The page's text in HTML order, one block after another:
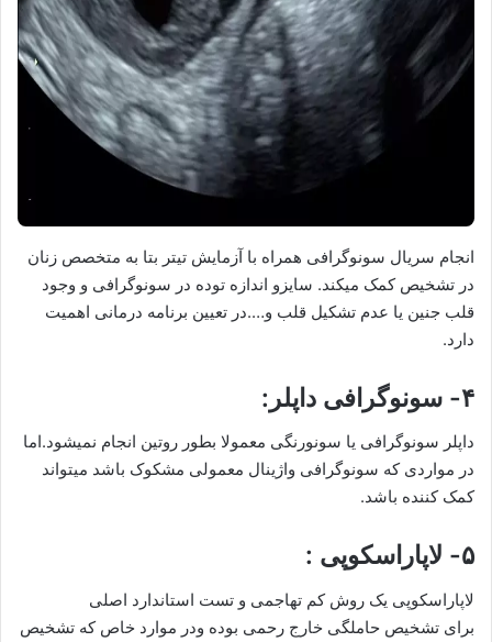
انجام سریال سونوگرافی همراه با آزمایش تیتر بتا به متخصص زنان
در تشخیص کمک میکند. سایزو اندازه توده در سونوگرافی و وجود
قلب جنین یا عدم تشکیل قلب و….در تعیین برنامه درمانی اهمیت
دارد.
۴- سونوگرافی داپلر:
داپلر سونوگرافی یا سونورنگی معمولا بطور روتین انجام نمیشود.اما
در مواردی که سونوگرافی واژینال معمولی مشکوک باشد میتواند
کمک کننده باشد.
۵- لاپاراسکوپی :
لاپاراسکوپی یک روش کم تهاجمی و تست استاندارد اصلی
برای تشخیص حاملگی خارج رحمی بوده ودر موارد خاص که تشخیص